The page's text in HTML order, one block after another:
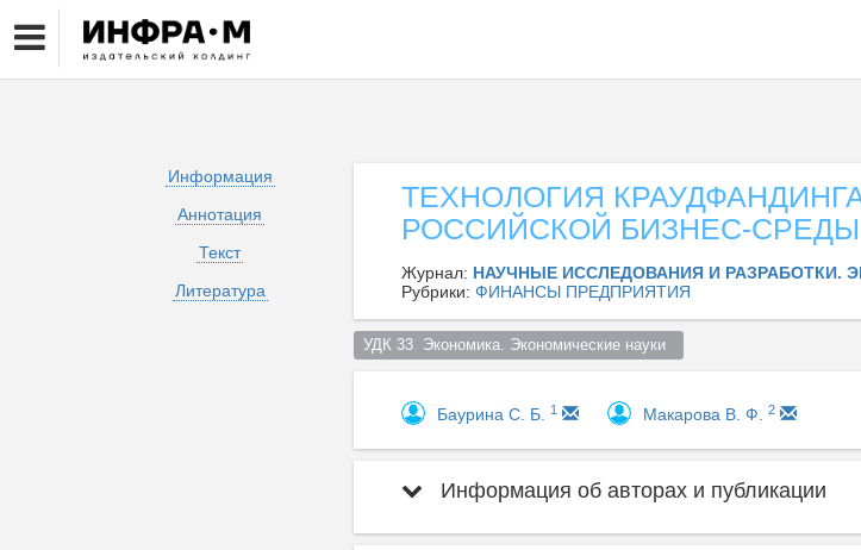
Информация
Аннотация
Текст
Литература
ТЕХНОЛОГИЯ
РОССИЙСКОЙ БИЗНЕС-СРЕДЫ
Журнал: НАУЧНЫЕ ИССЛЕДОВАНИЯ И РАЗРАБОТКИ.
Рубрики: ФИНАНСЫ ПРЕДПРИЯТИЯ
УДК 33  Экономика. Экономические науки
Баурина С. Б. 1 Макарова В. Ф. 2
Информация об авторах и публикации